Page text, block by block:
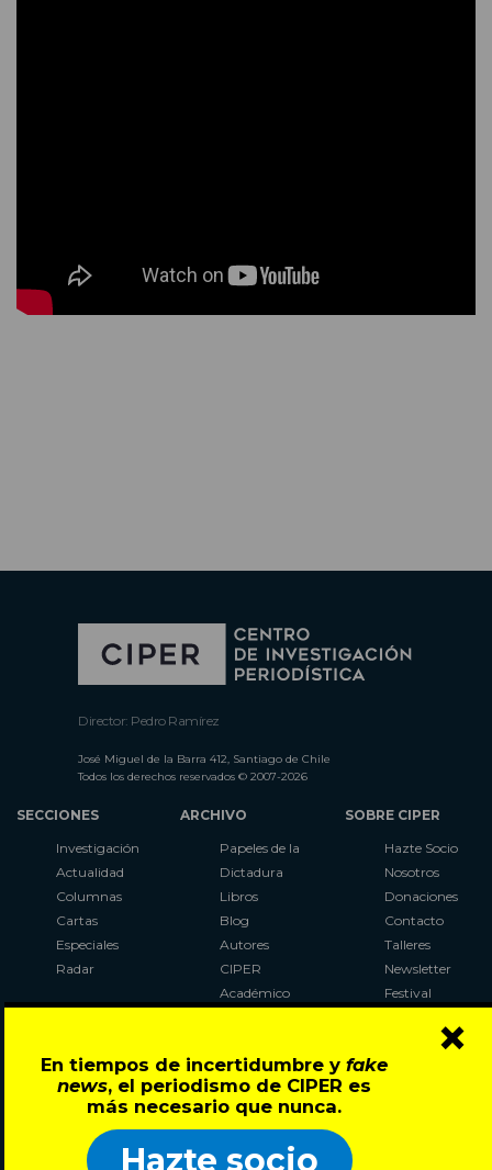
En tiempos de incertidumbre y fake
news, el periodismo de CIPER es
más necesario que nunca.
Hazte socio
×
Director: Pedro Ramírez
José Miguel de la Barra 412, Santiago de Chile
Todos los derechos reservados © 2007-2026
SECCIONES
Investigación
Actualidad
Columnas
Cartas
Especiales
Radar
ARCHIVO
Papeles de la
Dictadura
Libros
Blog
Autores
CIPER
Académico
Al Plebiscito
con CIPER
SOBRE CIPER
Hazte Socio
Nosotros
Donaciones
Contacto
Talleres
Newsletter
Festival